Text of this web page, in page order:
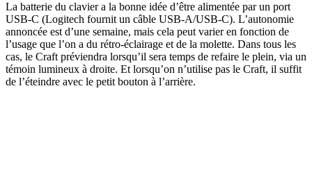
La batterie du clavier a la bonne idée d’être alimentée par un port
USB-C (Logitech fournit un câble USB-A/USB-C). L’autonomie
annoncée est d’une semaine, mais cela peut varier en fonction de
l’usage que l’on a du rétro-éclairage et de la molette. Dans tous les
cas, le Craft préviendra lorsqu’il sera temps de refaire le plein, via un
témoin lumineux à droite. Et lorsqu’on n’utilise pas le Craft, il suffit
de l’éteindre avec le petit bouton à l’arrière.